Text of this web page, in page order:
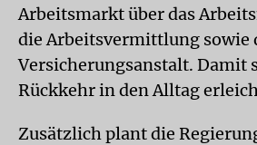
Arbeitsmarkt über das
die Arbeitsvermittlung sowie
Versicherungsanstalt. Damit
Rückkehr in den Alltag
Zusätzlich plant die